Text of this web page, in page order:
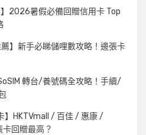
】2026暑假必備回贈信用卡 Top
】新手必睇儲哩數攻略！邊張卡
轉台/養號碼全攻略！手續/
】HKTVmall / 百佳 / 惠康 /
回贈最高？